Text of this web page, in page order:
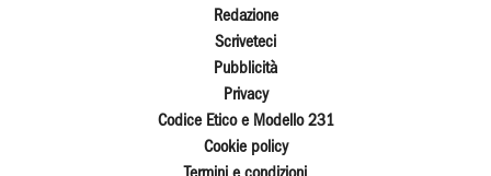
Redazione
Scriveteci
Pubblicità
Privacy
Codice Etico e Modello 231
Cookie policy